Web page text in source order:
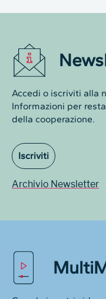
Accedi o iscriviti alla
Informazioni per
della cooperazione.
Iscriviti
Archivio Newsletter